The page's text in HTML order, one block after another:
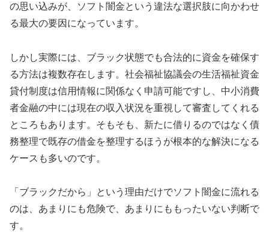
の思い込みが、ソフト闇金という違法な選択肢に向かわせ
る最大の要因になっています。
しかし実際には、ブラック状態でも合法的に資金を確保す
る方法は複数存在します。社会福祉協議会の生活福祉資金
貸付制度は信用情報に関係なく申請可能ですし、中小消費
者金融の中には現在の収入状況を重視して審査してくれる
ところもあります。そもそも、新たに借りるのではなく債
務整理で既存の借金を整理するほうが根本的な解決になる
ケースも多いのです。
「ブラックだから」という理由だけでソフト闇金に流れる
のは、あまりにも危険で、あまりにももったいない判断で
す。